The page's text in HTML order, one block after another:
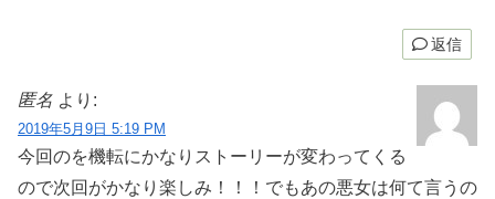
返信
匿名 より:
2019年5月9日 5:19 PM
今回のを機転にかなりストーリーが変わってくる
ので次回がかなり楽しみ！！！でもあの悪女は何て言うの